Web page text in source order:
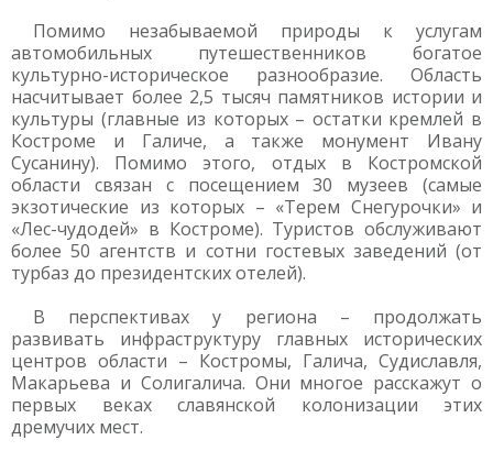
Помимо незабываемой природы к услугам
автомобильных путешественников богатое
культурно-историческое разнообразие. Область
насчитывает более 2,5 тысяч памятников истории и
культуры (главные из которых – остатки кремлей в
Костроме и Галиче, а также монумент Ивану
Сусанину). Помимо этого, отдых в Костромской
области связан с посещением 30 музеев (самые
экзотические из которых – «Терем Снегурочки» и
«Лес-чудодей» в Костроме). Туристов обслуживают
более 50 агентств и сотни гостевых заведений (от
турбаз до президентских отелей).
В перспективах у региона – продолжать
развивать инфраструктуру главных исторических
центров области – Костромы, Галича, Судиславля,
Макарьева и Солигалича. Они многое расскажут о
первых веках славянской колонизации этих
дремучих мест.